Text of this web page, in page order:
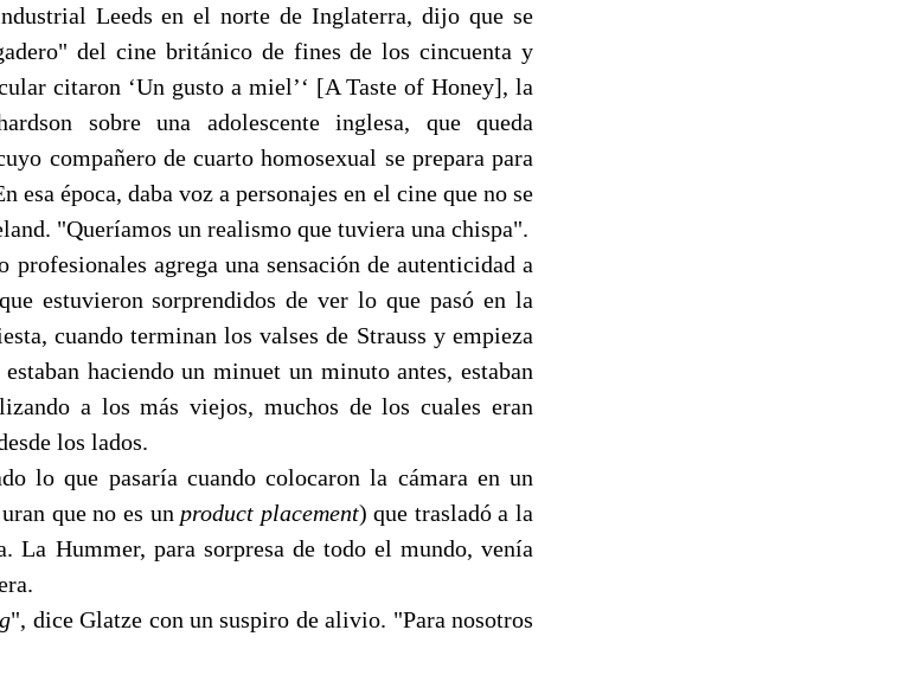
Leeds en el norte de Inglaterra, dijo que se
del cine británico de fines de los cincuenta y
citaron ‘Un gusto a miel’‘ [A Taste of Honey], la
sobre una adolescente inglesa, que queda
compañero de cuarto homosexual se prepara para
época, daba voz a personajes en el cine que no se
"Queríamos un realismo que tuviera una chispa".
profesionales agrega una sensación de autenticidad a
estuvieron sorprendidos de ver lo que pasó en la
cuando terminan los valses de Strauss y empieza
estaban haciendo un minuet un minuto antes, estaban
a los más viejos, muchos de los cuales eran
los lados.
lo que pasaría cuando colocaron la cámara en un
que no es un product placement) que trasladó a la
La Hummer, para sorpresa de todo el mundo, venía
", dice Glatze con un suspiro de alivio. "Para nosotros